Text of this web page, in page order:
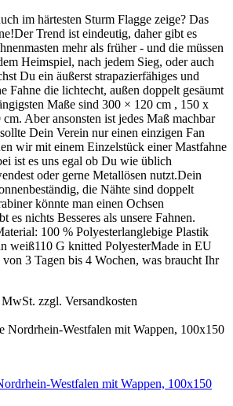
im härtesten Sturm Flagge zeige? Das
Trend ist eindeutig, daher gibt es
mehr als früher - und die müssen
Heimspiel, nach jedem Sieg, oder auch
Du ein äußerst strapazierfähiges und
Fahne die lichtecht, außen doppelt gesäumt
Maße sind 300 × 120 cm , 150 x
Aber ansonsten ist jedes Maß machbar
Dein Verein nur einen einzigen Fan
wir mit einem Einzelstück einer Mastfahne
ist es uns egal ob Du wie üblich
oder gerne Metallösen nutzt.Dein
die Nähte sind doppelt
könnte man einen Ochsen
es nichts Besseres als unsere Fahnen.
100 % Polyesterlanglebige Plastik
weiß110 G knitted PolyesterMade in EU
3 Tagen bis 4 Wochen, was braucht Ihr
zzgl. Versandkosten
Westfalen mit Wappen, 100x150